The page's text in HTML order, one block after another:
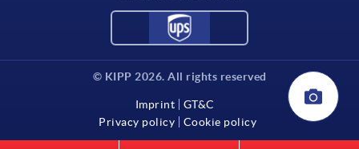
© KIPP 2026. All rights reserved
Imprint
GT&C
Privacy policy
Cookie policy